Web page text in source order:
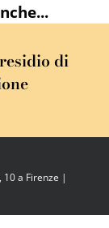
di
10 a Firenze |